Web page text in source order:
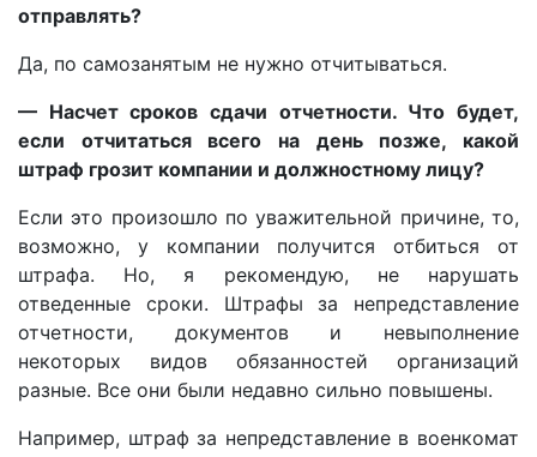
отправлять?
Да, по самозанятым не нужно отчитываться.
— Насчет сроков сдачи отчетности. Что будет,
если отчитаться всего на день позже, какой
штраф грозит компании и должностному лицу?
Если это произошло по уважительной причине, то,
возможно, у компании получится отбиться от
штрафа. Но, я рекомендую, не нарушать
отведенные сроки. Штрафы за непредставление
отчетности, документов и невыполнение
некоторых видов обязанностей организаций
разные. Все они были недавно сильно повышены.
Например, штраф за непредставление в военкомат